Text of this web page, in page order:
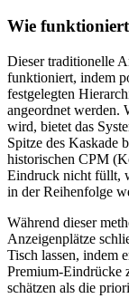
Wie
Dieser traditionelle
funktioniert, indem
festgelegten
angeordnet werden.
wird, bietet das
Spitze des Kaskade
historischen CPM
Eindruck nicht füllt,
in der Reihenfolge
Während dieser
Anzeigenplätze
Tisch lassen, indem
Premium-Eindrücke
schätzen als die